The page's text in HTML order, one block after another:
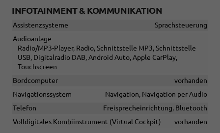
INFOTAINMENT & KOMMUNIKATION
Assistenzsysteme
Sprachsteuerung
Audioanlage
Radio/MP3-Player, Radio, Schnittstelle MP3, Schnittstelle
USB, Digitalradio DAB, Android Auto, Apple CarPlay,
Touchscreen
Bordcomputer
vorhanden
Navigationssystem
Navigation, Navigation per Audio
Telefon
Freisprecheinrichtung, Bluetooth
Volldigitales Kombiinstrument (Virtual Cockpit)
vorhanden